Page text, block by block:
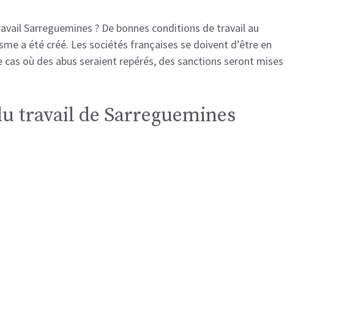
Sarreguemines ? De bonnes conditions de travail au
a été créé. Les sociétés françaises se doivent d’être en
où des abus seraient repérés, des sanctions seront mises
travail de Sarreguemines